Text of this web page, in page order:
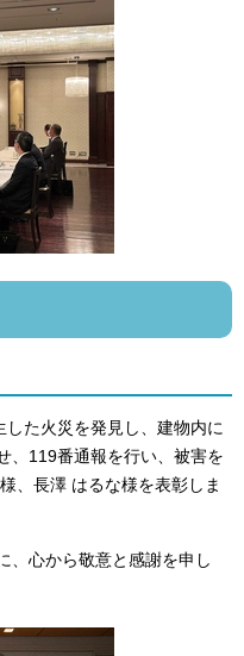
た火災を発見し、建物内に
、119番通報を行い、被害を
、長澤 はるな様を表彰しま
、心から敬意と感謝を申し